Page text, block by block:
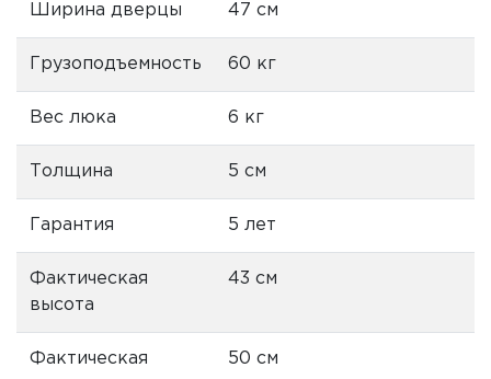
Ширина дверцы 47 см
Грузоподъемность 60 кг
Вес люка 6 кг
Толщина 5 см
Гарантия 5 лет
Фактическая
высота
43 см
Фактическая
50 см